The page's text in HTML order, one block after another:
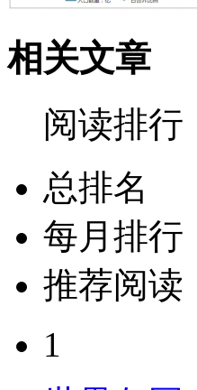
相关文章
阅读排行
总排名
每月排行
推荐阅读
1